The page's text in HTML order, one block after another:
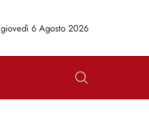
giovedì 6 Agosto 2026